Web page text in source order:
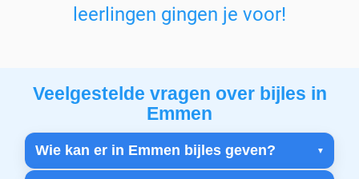
leerlingen gingen je voor!
Veelgestelde vragen over bijles in
Emmen
Wie kan er in Emmen bijles geven?